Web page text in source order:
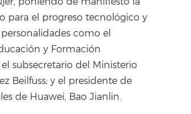
para el progreso tecnológico y
como el
y Formación
subsecretario del Ministerio
Beilfuss; y el presidente de
de Huawei, Bao Jianlin.